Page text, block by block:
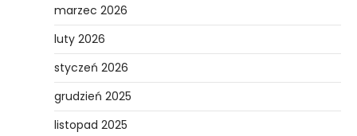
marzec 2026
luty 2026
styczeń 2026
grudzień 2025
listopad 2025